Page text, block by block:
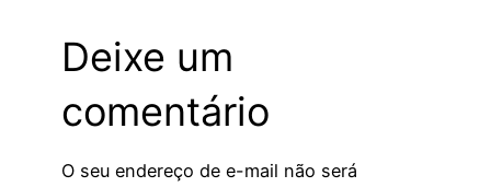
Deixe um
comentário
O seu endereço de e-mail não será